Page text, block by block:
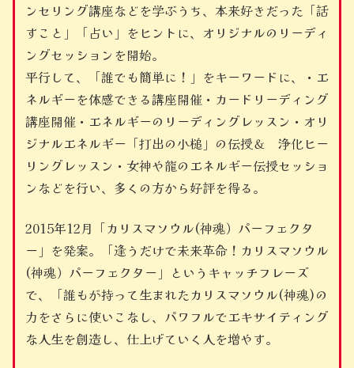
ンセリング講座などを学ぶうち、本来好きだった「話
すこと」「占い」をヒントに、オリジナルのリーディ
ングセッションを開始。
平行して、「誰でも簡単に！」をキーワードに、・エ
ネルギーを体感できる講座開催・カードリーディング
講座開催・エネルギーのリーディングレッスン・オリ
ジナルエネルギー「打出の小槌」の伝授＆ 浄化ヒー
リングレッスン・女神や龍のエネルギー伝授セッショ
ンなどを行い、多くの方から好評を得る。
2015年12月「カリスマソウル(神魂）パーフェクタ
ー」を発案。「逢うだけで未来革命！カリスマソウル
(神魂）パーフェクター」というキャッチフレーズ
で、「誰もが持って生まれたカリスマソウル(神魂)の
力をさらに使いこなし、パワフルでエキサイティング
な人生を創造し、仕上げていく人を増やす。